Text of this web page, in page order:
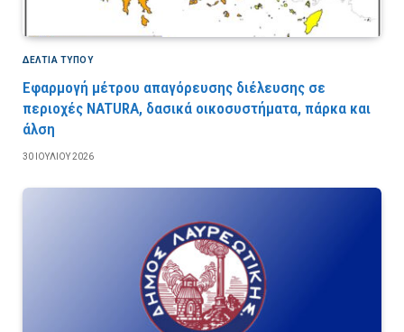
ΔΕΛΤΙΑ ΤΥΠΟΥ
Εφαρμογή μέτρου απαγόρευσης διέλευσης σε
περιοχές NATURA, δασικά οικοσυστήματα, πάρκα και
άλση
30 ΙΟΥΛΊΟΥ 2026